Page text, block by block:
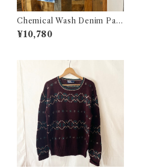
Chemical Wash Denim Pant
s / ケミカル デニム パンツ 古
着
¥10,780